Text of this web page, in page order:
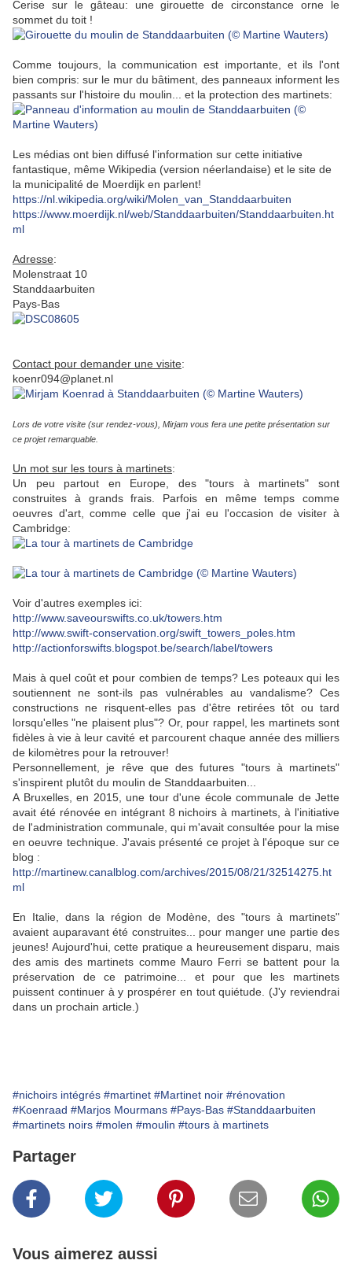
Cerise sur le gâteau: une girouette de circonstance orne le
sommet du toit !
Comme toujours, la communication est importante, et ils l'ont
bien compris: sur le mur du bâtiment, des panneaux informent les
passants sur l'histoire du moulin... et la protection des martinets:
Les médias ont bien diffusé l'information sur cette initiative
fantastique, même Wikipedia (version néerlandaise) et le site de
la municipalité de Moerdijk en parlent!
https://nl.wikipedia.org/wiki/Molen_van_Standdaarbuiten
https://www.moerdijk.nl/web/Standdaarbuiten/Standdaarbuiten.ht
ml
Adresse:
Molenstraat 10
Standdaarbuiten
Pays-Bas
Contact pour demander une visite:
koenr094@planet.nl
Lors de votre visite (sur rendez-vous), Mirjam vous fera une petite présentation sur
ce projet remarquable.
Un mot sur les tours à martinets:
Un peu partout en Europe, des "tours à martinets" sont
construites à grands frais. Parfois en même temps comme
oeuvres d'art, comme celle que j'ai eu l'occasion de visiter à
Cambridge:
Voir d'autres exemples ici:
http://www.saveourswifts.co.uk/towers.htm
http://www.swift-conservation.org/swift_towers_poles.htm
http://actionforswifts.blogspot.be/search/label/towers
Mais à quel coût et pour combien de temps? Les poteaux qui les
soutiennent ne sont-ils pas vulnérables au vandalisme? Ces
constructions ne risquent-elles pas d'être retirées tôt ou tard
lorsqu'elles "ne plaisent plus"? Or, pour rappel, les martinets sont
fidèles à vie à leur cavité et parcourent chaque année des milliers
de kilomètres pour la retrouver!
Personnellement, je rêve que des futures "tours à martinets"
s'inspirent plutôt du moulin de Standdaarbuiten...
A Bruxelles, en 2015, une tour d'une école communale de Jette
avait été rénovée en intégrant 8 nichoirs à martinets, à l'initiative
de l'administration communale, qui m'avait consultée pour la mise
en oeuvre technique. J'avais présenté ce projet à l'époque sur ce
blog :
http://martinew.canalblog.com/archives/2015/08/21/32514275.ht
ml
En Italie, dans la région de Modène, des "tours à martinets"
avaient auparavant été construites... pour manger une partie des
jeunes! Aujourd'hui, cette pratique a heureusement disparu, mais
des amis des martinets comme Mauro Ferri se battent pour la
préservation de ce patrimoine... et pour que les martinets
puissent continuer à y prospérer en tout quiétude. (J'y reviendrai
dans un prochain article.)
#nichoirs intégrés #martinet #Martinet noir #rénovation
#Koenraad #Marjos Mourmans #Pays-Bas #Standdaarbuiten
#martinets noirs #molen #moulin #tours à martinets
Partager
Vous aimerez aussi